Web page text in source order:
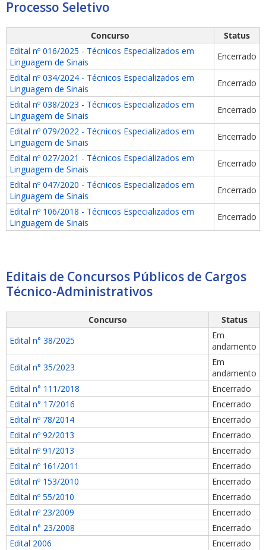
Processo Seletivo
Concurso
Status
Edital nº 016/2025 - Técnicos Especializados em
Linguagem de Sinais
Encerrado
Edital nº 034/2024 - Técnicos Especializados em
Linguagem de Sinais
Encerrado
Edital nº 038/2023 - Técnicos Especializados em
Linguagem de Sinais
Encerrado
Edital nº 079/2022 - Técnicos Especializados em
Linguagem de Sinais
Encerrado
Edital nº 027/2021 - Técnicos Especializados em
Linguagem de Sinais
Encerrado
Edital nº 047/2020 - Técnicos Especializados em
Linguagem de Sinais
Encerrado
Edital nº 106/2018 - Técnicos Especializados em
Linguagem de Sinais
Encerrado
Editais de Concursos Públicos de Cargos
Técnico-Administrativos
Concurso
Status
Edital n° 38/2025
Em
andamento
Edital n° 35/2023
Em
andamento
Edital n° 111/2018
Encerrado
Edital n° 17/2016
Encerrado
Edital nº 78/2014
Encerrado
Edital nº 92/2013
Encerrado
Edital nº 91/2013
Encerrado
Edital nº 161/2011
Encerrado
Edital nº 153/2010
Encerrado
Edital nº 55/2010
Encerrado
Edital nº 23/2009
Encerrado
Edital n° 23/2008
Encerrado
Edital 2006
Encerrado